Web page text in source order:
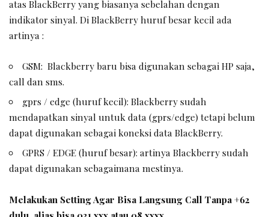
atas BlackBerry yang biasanya sebelahan dengan
indikator sinyal. Di BlackBerry huruf besar kecil ada
artinya :
GSM: Blackberry baru bisa digunakan sebagai HP saja,
call dan sms.
gprs / edge (huruf kecil): Blackberry sudah
mendapatkan sinyal untuk data (gprs/edge) tetapi belum
dapat digunakan sebagai koneksi data BlackBerry.
GPRS / EDGE (huruf besar): artinya Blackberry sudah
dapat digunakan sebagaimana mestinya.
Melakukan Setting Agar Bisa Langsung Call Tanpa +62